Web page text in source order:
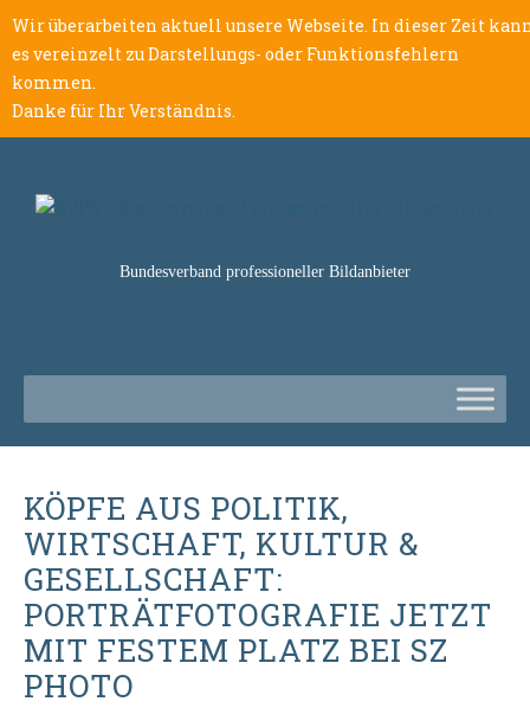
Wir überarbeiten aktuell unsere Webseite. In dieser Zeit
es vereinzelt zu Darstellungs- oder Funktionsfehlern
kommen.
Danke für Ihr Verständnis.
Bundesverband professioneller Bildanbieter
KÖPFE AUS POLITIK,
WIRTSCHAFT, KULTUR &
GESELLSCHAFT:
PORTRÄTFOTOGRAFIE JETZT
MIT FESTEM PLATZ BEI SZ
PHOTO